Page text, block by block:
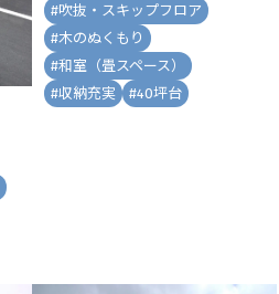
#吹抜・スキップフロア
#木のぬくもり
#和室（畳スペース）
#収納充実 #40坪台